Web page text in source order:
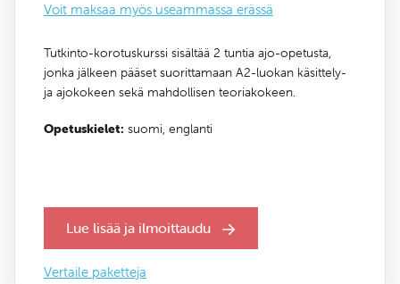
Voit maksaa myös useammassa erässä
Tutkinto-korotuskurssi sisältää 2 tuntia ajo-opetusta,
jonka jälkeen pääset suorittamaan A2-luokan käsittely-
ja ajokokeen sekä mahdollisen teoriakokeen.
Opetuskielet: suomi, englanti
Lue lisää ja ilmoittaudu
Vertaile paketteja